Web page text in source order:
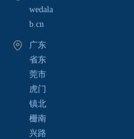
wedala
b.cn
广东
省东
莞市
虎门
镇北
栅南
兴路